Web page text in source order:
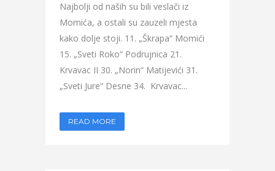
Najbolji od naših su bili veslači iz
Momića, a ostali su zauzeli mjesta
kako dolje stoji. 11. „Škrapa“ Momići
15. „Sveti Roko“ Podrujnica 21.
Krvavac II 30. „Norin“ Matijevići 31.
„Sveti Jure“ Desne 34. Krvavac...
READ MORE